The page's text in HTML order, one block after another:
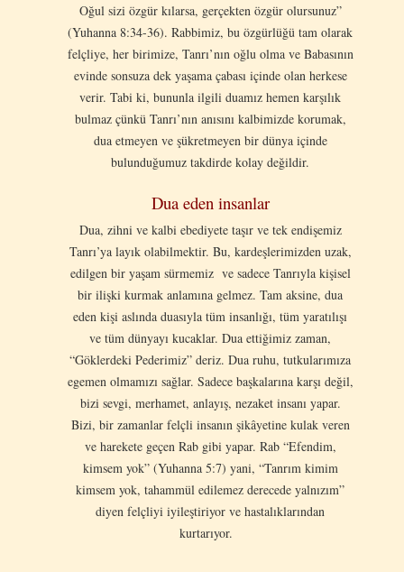
Oğul sizi özgür kılarsa, gerçekten özgür olursunuz”
(Yuhanna 8:34-36). Rabbimiz, bu özgürlüğü tam olarak
felçliye, her birimize, Tanrı’nın oğlu olma ve Babasının
evinde sonsuza dek yaşama çabası içinde olan herkese
verir. Tabi ki, bununla ilgili duamız hemen karşılık
bulmaz çünkü Tanrı’nın anısını kalbimizde korumak,
dua etmeyen ve şükretmeyen bir dünya içinde
bulunduğumuz takdirde kolay değildir.
Dua eden insanlar
Dua, zihni ve kalbi ebediyete taşır ve tek endişemiz
Tanrı’ya layık olabilmektir. Bu, kardeşlerimizden uzak,
edilgen bir yaşam sürmemiz ve sadece Tanrıyla kişisel
bir ilişki kurmak anlamına gelmez. Tam aksine, dua
eden kişi aslında duasıyla tüm insanlığı, tüm yaratılışı
ve tüm dünyayı kucaklar. Dua ettiğimiz zaman,
“Göklerdeki Pederimiz” deriz. Dua ruhu, tutkularımıza
egemen olmamızı sağlar. Sadece başkalarına karşı değil,
bizi sevgi, merhamet, anlayış, nezaket insanı yapar.
Bizi, bir zamanlar felçli insanın şikâyetine kulak veren
ve harekete geçen Rab gibi yapar. Rab “Efendim,
kimsem yok” (Yuhanna 5:7) yani, “Tanrım kimim
kimsem yok, tahammül edilemez derecede yalnızım”
diyen felçliyi iyileştiriyor ve hastalıklarından
kurtarıyor.